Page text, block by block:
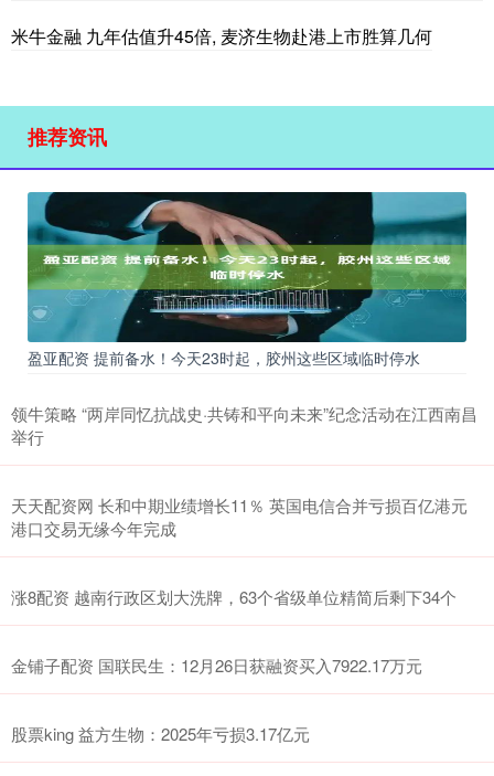
米牛金融 九年估值升45倍, 麦济生物赴港上市胜算几何
推荐资讯
盈亚配资 提前备水！今天23时起，胶州这些区域临时停水
领牛策略 “两岸同忆抗战史·共铸和平向未来”纪念活动在江西南昌
举行
天天配资网 长和中期业绩增长11％ 英国电信合并亏损百亿港元
港口交易无缘今年完成
涨8配资 越南行政区划大洗牌，63个省级单位精简后剩下34个
金铺子配资 国联民生：12月26日获融资买入7922.17万元
股票king 益方生物：2025年亏损3.17亿元